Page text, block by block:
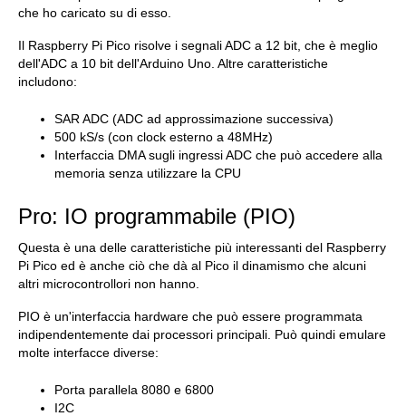
che ho caricato su di esso.
Il Raspberry Pi Pico risolve i segnali ADC a 12 bit, che è meglio
dell'ADC a 10 bit dell'Arduino Uno. Altre caratteristiche
includono:
SAR ADC (ADC ad approssimazione successiva)
500 kS/s (con clock esterno a 48MHz)
Interfaccia DMA sugli ingressi ADC che può accedere alla
memoria senza utilizzare la CPU
Pro: IO programmabile (PIO)
Questa è una delle caratteristiche più interessanti del Raspberry
Pi Pico ed è anche ciò che dà al Pico il dinamismo che alcuni
altri microcontrollori non hanno.
PIO è un'interfaccia hardware che può essere programmata
indipendentemente dai processori principali. Può quindi emulare
molte interfacce diverse:
Porta parallela 8080 e 6800
I2C